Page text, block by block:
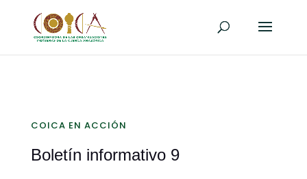
COICA EN ACCIÓN
Boletín informativo 9